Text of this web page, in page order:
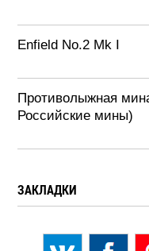
Enfield No.2 Mk I
Противолыжная
Российские мины)
ЗАКЛАДКИ